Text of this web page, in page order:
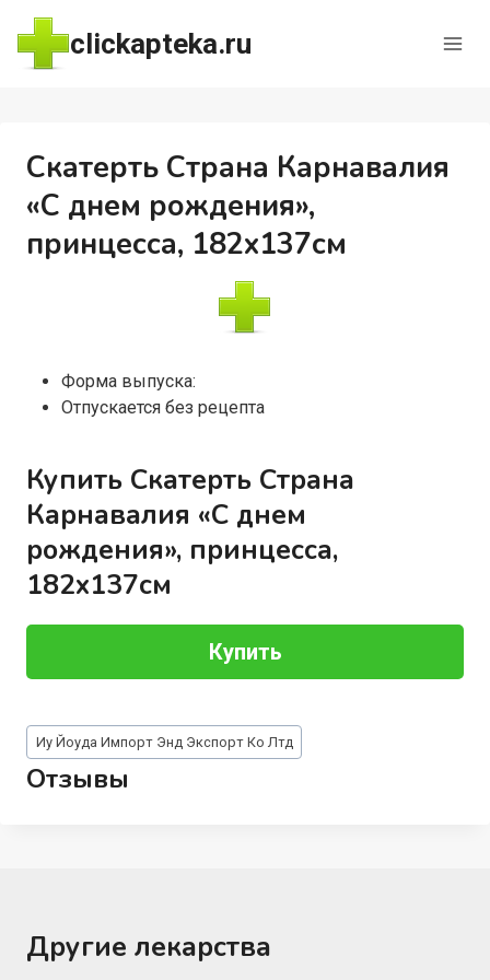
Перейти
содержимому
clickapteka.ru
Скатерть Страна Карнавалия
«С днем рождения»,
принцесса, 182х137см
Форма выпуска:
Отпускается без рецепта
Купить Скатерть Страна
Карнавалия «С днем
рождения», принцесса,
182х137см
Купить
Метки
записи:
Иу Йоуда Импорт Энд Экспорт Ко Лтд
Отзывы
Другие лекарства